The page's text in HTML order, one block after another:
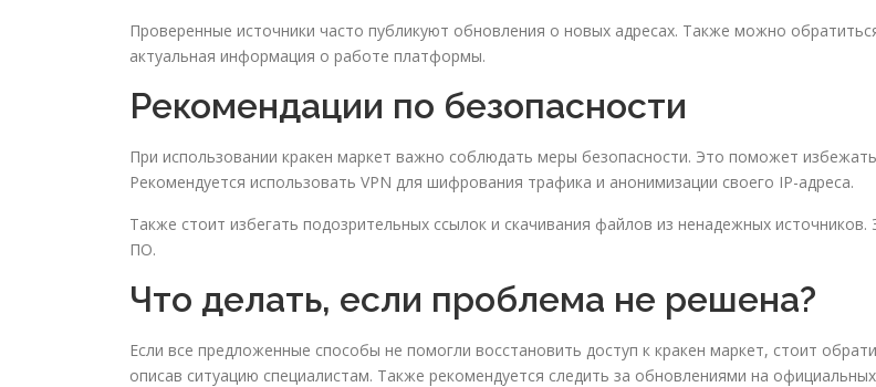
Проверенные источники часто публикуют обновления о новых адресах. Также можно
актуальная информация о работе платформы.
Рекомендации по безопасности
При использовании кракен маркет важно соблюдать меры безопасности. Это поможет
Рекомендуется использовать VPN для шифрования трафика и анонимизации своего IP-адреса.
Также стоит избегать подозрительных ссылок и скачивания файлов из ненадежных
ПО.
Что делать, если проблема не решена?
Если все предложенные способы не помогли восстановить доступ к кракен маркет, стоит
описав ситуацию специалистам. Также рекомендуется следить за обновлениями на